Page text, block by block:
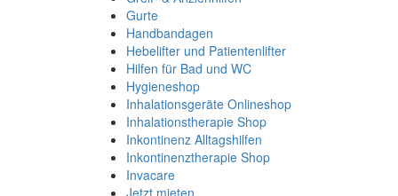
Gurte
Handbandagen
Hebelifter und Patientenlifter
Hilfen für Bad und WC
Hygieneshop
Inhalationsgeräte Onlineshop
Inhalationstherapie Shop
Inkontinenz Alltagshilfen
Inkontinenztherapie Shop
Invacare
Jetzt mieten